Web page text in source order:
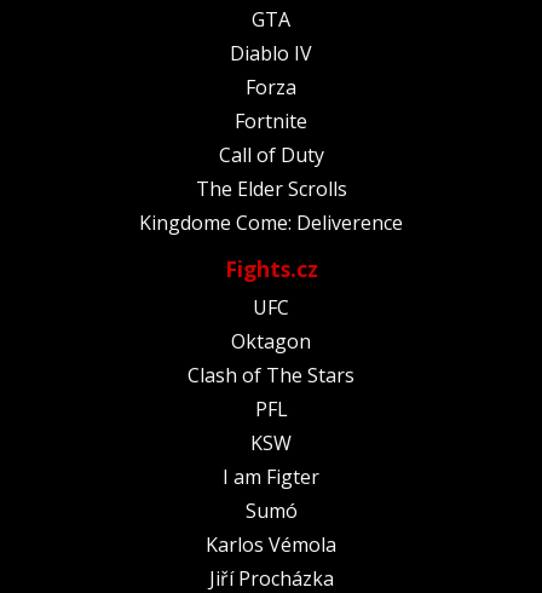
GTA
Diablo IV
Forza
Fortnite
Call of Duty
The Elder Scrolls
Kingdome Come: Deliverence
Fights.cz
UFC
Oktagon
Clash of The Stars
PFL
KSW
I am Figter
Sumó
Karlos Vémola
Jiří Procházka